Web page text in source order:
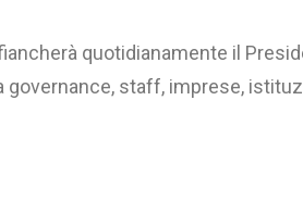
quotidianamente il
governance, staff, imprese,